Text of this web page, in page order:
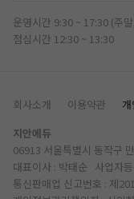
운영시간 9:30 ~ 17:30 (주
점심시간 12:30 ~ 13:30
회사소개 이용약관
지안에듀
06913 서울특별시 동작구
대표이사 : 박태순 사업자
통신판매업 신고번호 : 제